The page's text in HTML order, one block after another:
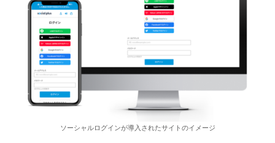
ソーシャルログインが導入されたサイトのイメージ